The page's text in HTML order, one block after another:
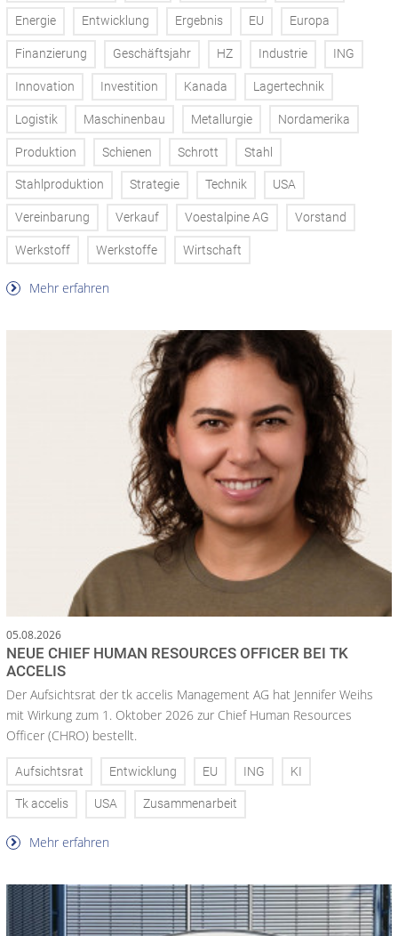
Energie Entwicklung Ergebnis EU Europa
Finanzierung Geschäftsjahr HZ Industrie ING
Innovation Investition Kanada Lagertechnik
Logistik Maschinenbau Metallurgie Nordamerika
Produktion Schienen Schrott Stahl
Stahlproduktion Strategie Technik USA
Vereinbarung Verkauf Voestalpine AG Vorstand
Werkstoff Werkstoffe Wirtschaft
Mehr erfahren
05.08.2026
NEUE CHIEF HUMAN RESOURCES OFFICER BEI TK
ACCELIS
Der Aufsichtsrat der tk accelis Management AG hat Jennifer Weihs
mit Wirkung zum 1. Oktober 2026 zur Chief Human Resources
Officer (CHRO) bestellt.
Aufsichtsrat Entwicklung EU ING KI
Tk accelis USA Zusammenarbeit
Mehr erfahren